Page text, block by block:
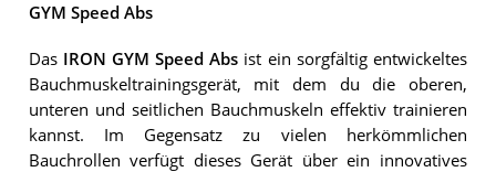
GYM Speed Abs
Das IRON GYM Speed Abs ist ein sorgfältig entwickeltes
Bauchmuskeltrainingsgerät, mit dem du die oberen,
unteren und seitlichen Bauchmuskeln effektiv trainieren
kannst. Im Gegensatz zu vielen herkömmlichen
Bauchrollen verfügt dieses Gerät über ein innovatives